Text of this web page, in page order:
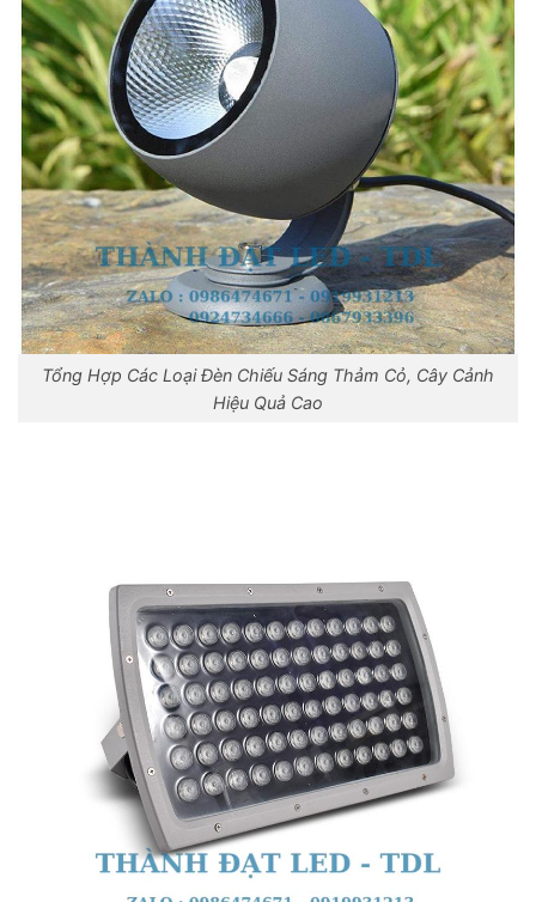
Tổng Hợp Các Loại Đèn Chiếu Sáng Thảm Cỏ, Cây Cảnh
Hiệu Quả Cao